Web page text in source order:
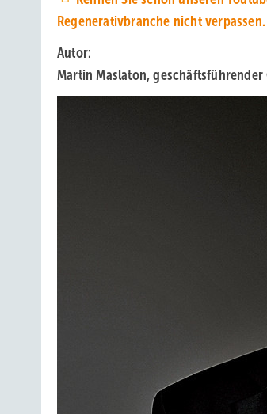
Regenerativbranche nicht verpassen.
Autor:
Martin Maslaton,